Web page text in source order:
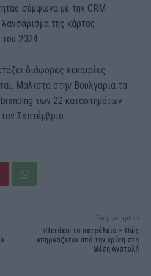
σύμφωνα με την CRM
της κάρτας
2024.
διάφορες ευκαιρίες
Μάλιστα στην Βουλγαρία τα
των 22 καταστημάτων
Σεπτέμβριο.
Επόμενο άρθρο
«Πετάει» το πετρέλαιο – Πώς
επηρεάζεται από την κρίση στη
Μέση Ανατολή